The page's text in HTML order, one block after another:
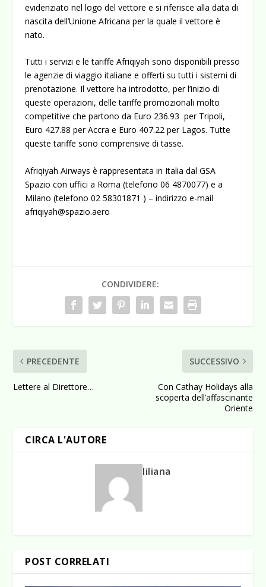
evidenziato nel logo del vettore e si riferisce alla data di
nascita dell’Unione Africana per la quale il vettore è
nato.
Tutti i servizi e le tariffe Afriqiyah sono disponibili presso
le agenzie di viaggio italiane e offerti su tutti i sistemi di
prenotazione. Il vettore ha introdotto, per l’inizio di
queste operazioni, delle tariffe promozionali molto
competitive che partono da Euro 236.93 per Tripoli,
Euro 427.88 per Accra e Euro 407.22 per Lagos. Tutte
queste tariffe sono comprensive di tasse.
Afriqiyah Airways è rappresentata in Italia dal GSA
Spazio con uffici a Roma (telefono 06 4870077) e a
Milano (telefono 02 58301871 ) – indirizzo e-mail
afriqiyah@spazio.aero
CONDIVIDERE:
PRECEDENTE
Lettere al Direttore…
SUCCESSIVO
Con Cathay Holidays alla
scoperta dell’affascinante
Oriente
CIRCA L'AUTORE
liliana
POST CORRELATI